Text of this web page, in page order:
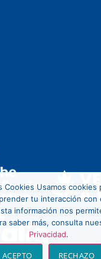
Cookies Usamos cookies
tu interacción con
información nos
saber más, consulta
Privacidad.
ACEPTO RECHAZO